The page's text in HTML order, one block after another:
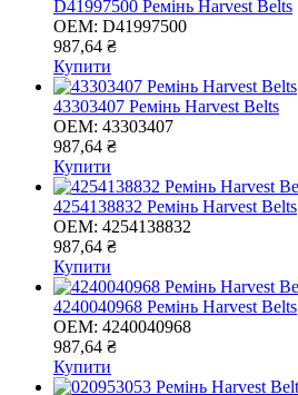
D41997500 Ремінь Harvest Belts
OEM: D41997500
987,64 ₴
Купити
43303407 Ремінь Harvest Belts
OEM: 43303407
987,64 ₴
Купити
4254138832 Ремінь Harvest Belts
OEM: 4254138832
987,64 ₴
Купити
4240040968 Ремінь Harvest Belts
OEM: 4240040968
987,64 ₴
Купити